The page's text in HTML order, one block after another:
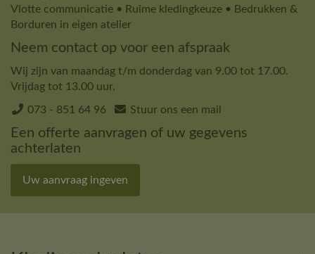
Vlotte communicatie • Ruime kledingkeuze • Bedrukken &
Borduren in eigen atelier
Neem contact op voor een afspraak
Wij zijn van maandag t/m donderdag van 9.00 tot 17.00.
Vrijdag tot 13.00 uur.
073 - 851 64 96 Stuur ons een mail
Een offerte aanvragen of uw gegevens
achterlaten
Uw aanvraag ingeven